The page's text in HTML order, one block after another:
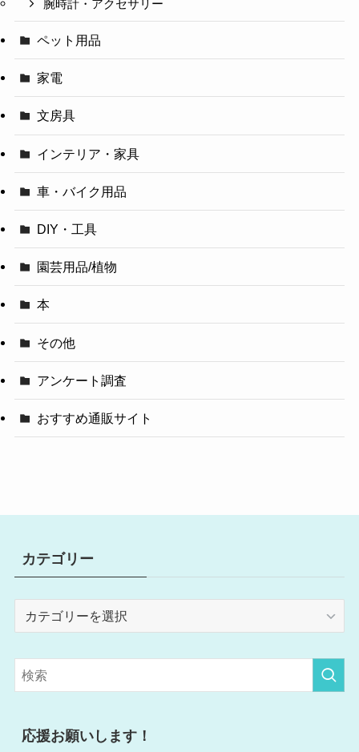
腕時計・アクセサリー
ペット用品
家電
文房具
インテリア・家具
車・バイク用品
DIY・工具
園芸用品/植物
本
その他
アンケート調査
おすすめ通販サイト
カテゴリー
リ
ー
応援お願いします！